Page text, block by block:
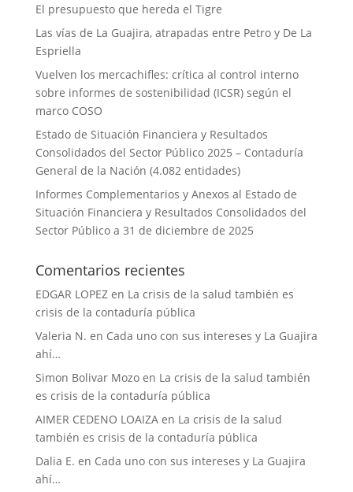
El presupuesto que hereda el Tigre
Las vías de La Guajira, atrapadas entre Petro y De La
Espriella
Vuelven los mercachifles: crítica al control interno
sobre informes de sostenibilidad (ICSR) según el
marco COSO
Estado de Situación Financiera y Resultados
Consolidados del Sector Público 2025 – Contaduría
General de la Nación (4.082 entidades)
Informes Complementarios y Anexos al Estado de
Situación Financiera y Resultados Consolidados del
Sector Público a 31 de diciembre de 2025
Comentarios recientes
EDGAR LOPEZen La crisis de la salud también es
crisis de la contaduría pública
Valeria N. en Cada uno con sus intereses y La Guajira
ahí…
Simon Bolivar Mozoen La crisis de la salud también
es crisis de la contaduría pública
AIMER CEDENO LOAIZAen La crisis de la salud
también es crisis de la contaduría pública
Dalia E. en Cada uno con sus intereses y La Guajira
ahí…